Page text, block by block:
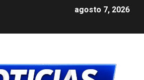
agosto 7, 2026